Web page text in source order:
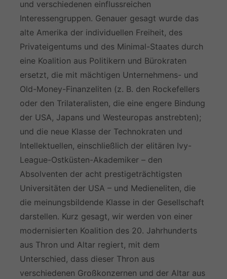
und verschiedenen einflussreichen
Interessengruppen. Genauer gesagt wurde das
alte Amerika der individuellen Freiheit, des
Privateigentums und des Minimal-Staates durch
eine Koalition aus Politikern und Bürokraten
ersetzt, die mit mächtigen Unternehmens- und
Old-Money-Finanzeliten (z. B. den Rockefellers
oder den Trilateralisten, die eine engere Bindung
der USA, Japans und Westeuropas anstrebten);
und die neue Klasse der Technokraten und
Intellektuellen, einschließlich der elitären Ivy-
League-Ostküsten-Akademiker – den
Absolventen der acht prestigeträchtigsten
Universitäten der USA – und Medieneliten, die
die meinungsbildende Klasse in der Gesellschaft
darstellen. Kurz gesagt, wir werden von einer
modernisierten Koalition des 20. Jahrhunderts
aus Thron und Altar regiert, mit dem
Unterschied, dass dieser Thron aus
verschiedenen Großkonzernen und der Altar aus